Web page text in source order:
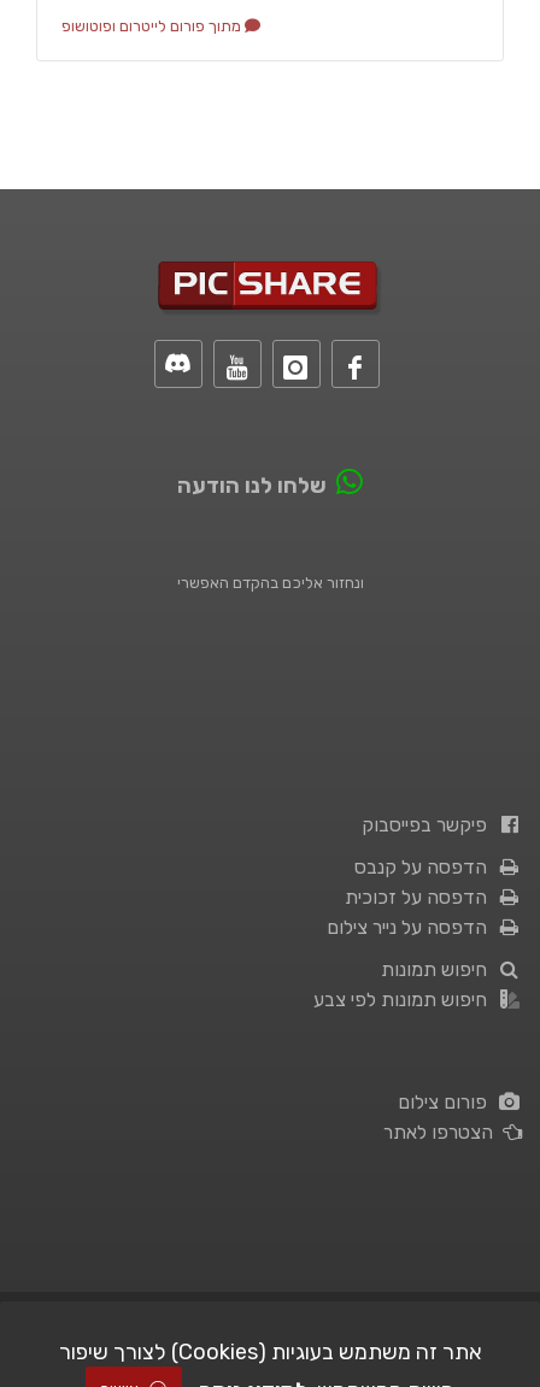
מתוך פורום לייטרום ופוטושופ
שלחו לנו הודעה
ונחזור אליכם בהקדם האפשרי
פיקשר בפייסבוק
הדפסה על קנבס
הדפסה על זכוכית
הדפסה על נייר צילום
חיפוש תמונות
חיפוש תמונות לפי צבע
פורום צילום
הצטרפו לאתר
אתר זה משתמש בעוגיות (Cookies) לצורך שיפור